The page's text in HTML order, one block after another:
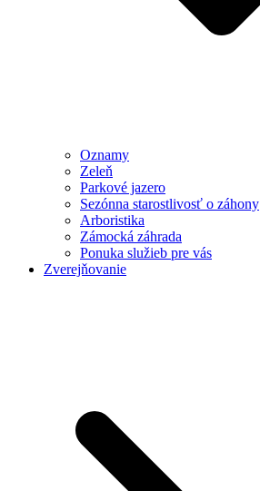
Oznamy
Zeleň
Parkové jazero
Sezónna starostlivosť o záhony
Arboristika
Zámocká záhrada
Ponuka služieb pre vás
Zverejňovanie